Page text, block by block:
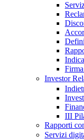
Investor
III
Rapporti
Servizi